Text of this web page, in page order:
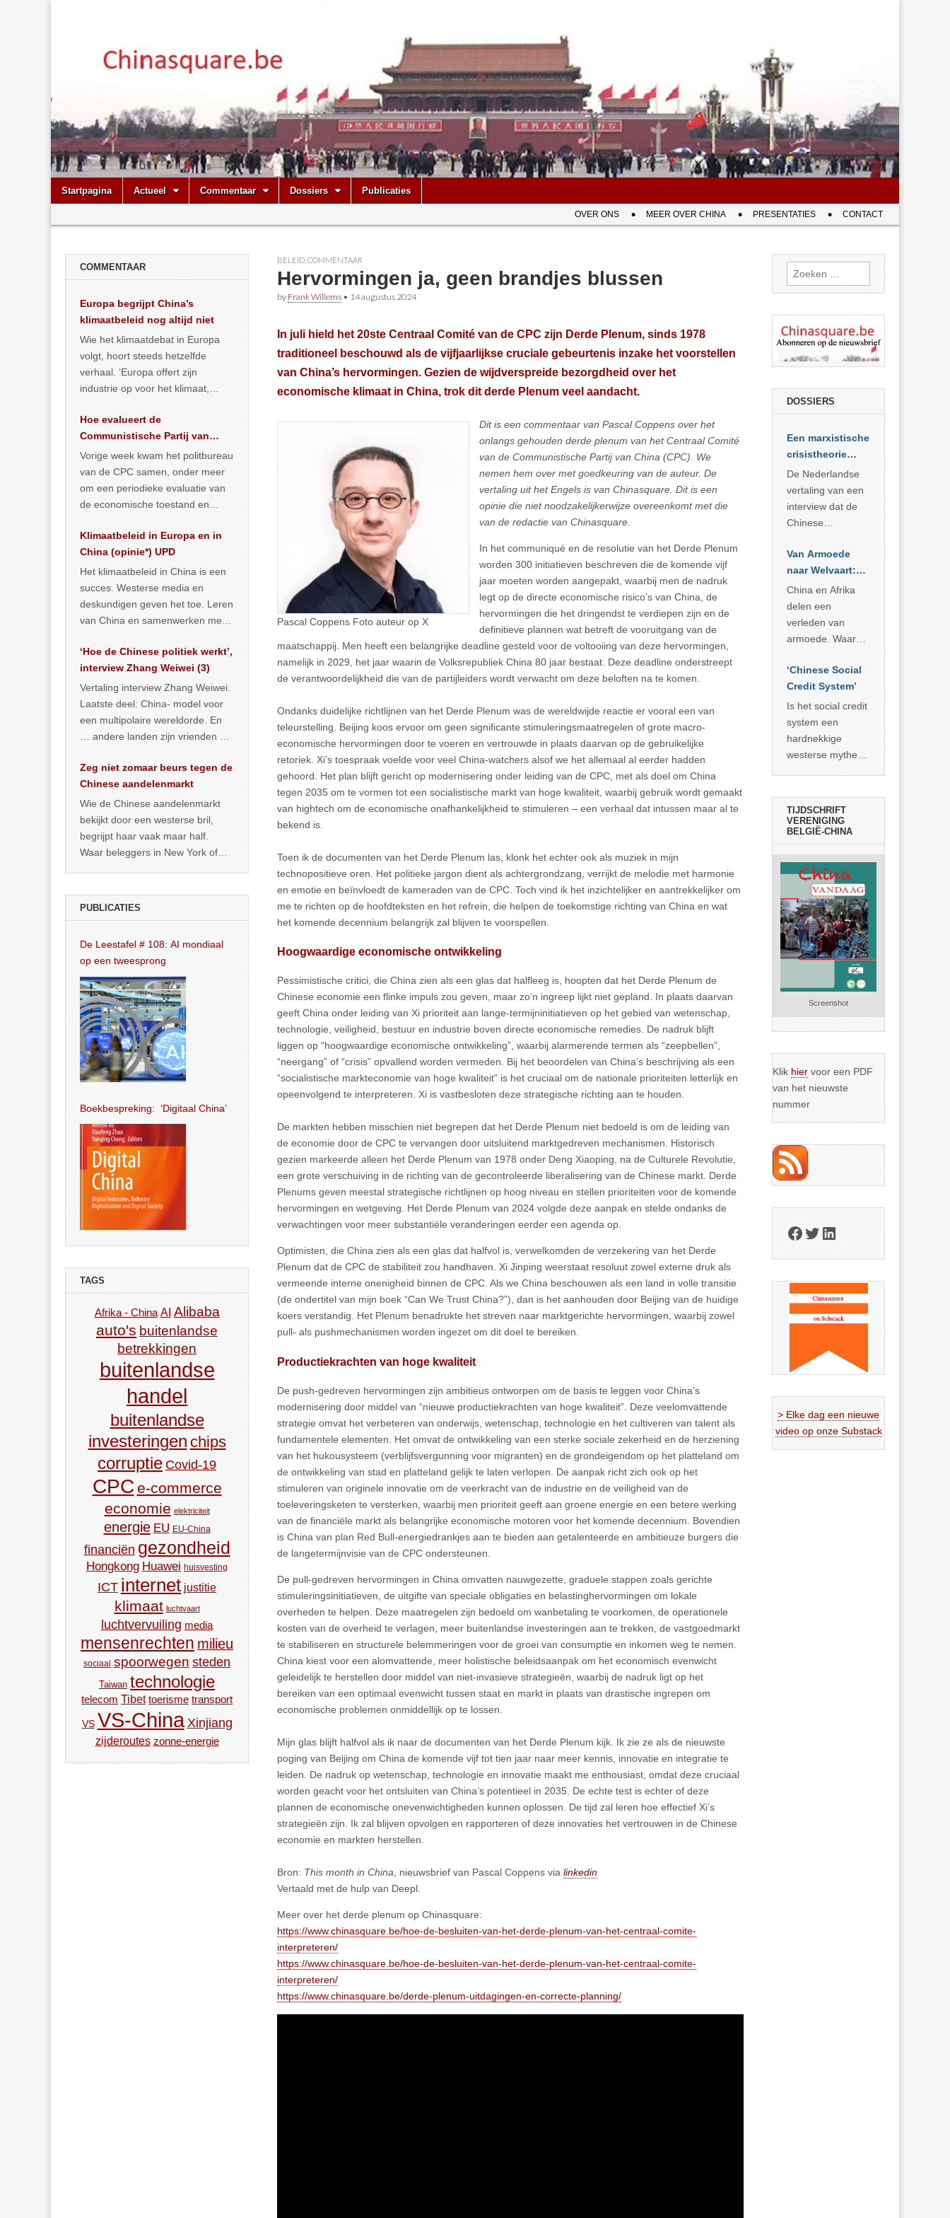
Chinasquare.be
Main
menu
Skip
Startpagina Actueel Commentaar Dossiers Publicaties
menu
OVER ONS MEER OVER CHINA PRESENTATIES CONTACT
BELEID COMMENTAAR
Hervormingen ja, geen brandjes blussen
by Frank Willems • 14 augustus 2024
In juli hield het 20ste Centraal Comité van de CPC zijn Derde Plenum, sinds 1978
traditioneel beschouwd als de vijfjaarlijkse cruciale gebeurtenis inzake het voorstellen
van China’s hervormingen. Gezien de wijdverspreide bezorgdheid over het
economische klimaat in China, trok dit derde Plenum veel aandacht.
Pascal Coppens Foto auteur op X
Dit is een commentaar van Pascal Coppens over het
onlangs gehouden derde plenum van het Centraal Comité
van de Communistische Partij van China (CPC). We
nemen hem over met goedkeuring van de auteur. De
vertaling uit het Engels is van Chinasquare. Dit is een
opinie die niet noodzakelijkerwijze overeenkomt met die
van de redactie van Chinasquare.
In het communiqué en de resolutie van het Derde Plenum
worden 300 initiatieven beschreven die de komende vijf
jaar moeten worden aangepakt, waarbij men de nadruk
legt op de directe economische risico’s van China, de
hervormingen die het dringendst te verdiepen zijn en de
definitieve plannen wat betreft de vooruitgang van de
maatschappij. Men heeft een belangrijke deadline gesteld voor de voltooiing van deze hervormingen,
namelijk in 2029, het jaar waarin de Volksrepubliek China 80 jaar bestaat. Deze deadline onderstreept
de verantwoordelijkheid die van de partijleiders wordt verwacht om deze beloften na te komen.
Ondanks duidelijke richtlijnen van het Derde Plenum was de wereldwijde reactie er vooral een van
teleurstelling. Beijing koos ervoor om geen significante stimuleringsmaatregelen of grote macro-
economische hervormingen door te voeren en vertrouwde in plaats daarvan op de gebruikelijke
retoriek. Xi’s toespraak voelde voor veel China-watchers alsof we het allemaal al eerder hadden
gehoord. Het plan blijft gericht op modernisering onder leiding van de CPC, met als doel om China
tegen 2035 om te vormen tot een socialistische markt van hoge kwaliteit, waarbij gebruik wordt gemaakt
van hightech om de economische onafhankelijkheid te stimuleren – een verhaal dat intussen maar al te
bekend is.
Toen ik de documenten van het Derde Plenum las, klonk het echter ook als muziek in mijn
technopositieve oren. Het politieke jargon dient als achtergrondzang, verrijkt de melodie met harmonie
en emotie en beïnvloedt de kameraden van de CPC. Toch vind ik het inzichtelijker en aantrekkelijker om
me te richten op de hoofdteksten en het refrein, die helpen de toekomstige richting van China en wat
het komende decennium belangrijk zal blijven te voorspellen.
Hoogwaardige economische ontwikkeling
Pessimistische critici, die China zien als een glas dat halfleeg is, hoopten dat het Derde Plenum de
Chinese economie een flinke impuls zou geven, maar zo’n ingreep lijkt niet gepland. In plaats daarvan
geeft China onder leiding van Xi prioriteit aan lange-termijninitiatieven op het gebied van wetenschap,
technologie, veiligheid, bestuur en industrie boven directe economische remedies. De nadruk blijft
liggen op “hoogwaardige economische ontwikkeling”, waarbij alarmerende termen als “zeepbellen”,
“neergang” of “crisis” opvallend worden vermeden. Bij het beoordelen van China’s beschrijving als een
“socialistische markteconomie van hoge kwaliteit” is het cruciaal om de nationale prioriteiten letterlijk en
opeenvolgend te interpreteren. Xi is vastbesloten deze strategische richting aan te houden.
De markten hebben misschien niet begrepen dat het Derde Plenum niet bedoeld is om de leiding van
de economie door de CPC te vervangen door uitsluitend marktgedreven mechanismen. Historisch
gezien markeerde alleen het Derde Plenum van 1978 onder Deng Xiaoping, na de Culturele Revolutie,
een grote verschuiving in de richting van de gecontroleerde liberalisering van de Chinese markt. Derde
Plenums geven meestal strategische richtlijnen op hoog niveau en stellen prioriteiten voor de komende
hervormingen en wetgeving. Het Derde Plenum van 2024 volgde deze aanpak en stelde ondanks de
verwachtingen voor meer substantiële veranderingen eerder een agenda op.
Optimisten, die China zien als een glas dat halfvol is, verwelkomden de verzekering van het Derde
Plenum dat de CPC de stabiliteit zou handhaven. Xi Jinping weerstaat resoluut zowel externe druk als
vermeende interne onenigheid binnen de CPC. Als we China beschouwen als een land in volle transitie
(de ondertitel van mijn boek “Can We Trust China?”), dan is het aanhouden door Beijing van de huidige
koers verstandig. Het Plenum benadrukte het streven naar marktgerichte hervormingen, waarbij zowel
pull- als pushmechanismen worden ingezet om dit doel te bereiken.
Productiekrachten van hoge kwaliteit
De push-gedreven hervormingen zijn ambitieus ontworpen om de basis te leggen voor China’s
modernisering door middel van “nieuwe productiekrachten van hoge kwaliteit”. Deze veelomvattende
strategie omvat het verbeteren van onderwijs, wetenschap, technologie en het cultiveren van talent als
fundamentele elementen. Het omvat de ontwikkeling van een sterke sociale zekerheid en de herziening
van het hukousysteem (verblijfsvergunning voor migranten) en de grondeigendom op het platteland om
de ontwikkeling van stad en platteland gelijk te laten verlopen. De aanpak richt zich ook op het
stimuleren van originele innovatie om de veerkracht van de industrie en de veiligheid van de
toeleveringsketen te versterken, waarbij men prioriteit geeft aan groene energie en een betere werking
van de financiële markt als belangrijke economische motoren voor het komende decennium. Bovendien
is China van plan Red Bull-energiedrankjes aan te bieden aan getalenteerde en ambitieuze burgers die
de langetermijnvisie van de CPC ondersteunen.
De pull-gedreven hervormingen in China omvatten nauwgezette, graduele stappen zoals gerichte
stimuleringsinitiatieven, de uitgifte van speciale obligaties en belastinghervormingen om lokale
overheden te helpen. Deze maatregelen zijn bedoeld om wanbetaling te voorkomen, de operationele
kosten van de overheid te verlagen, meer buitenlandse investeringen aan te trekken, de vastgoedmarkt
te stabiliseren en structurele belemmeringen voor de groei van consumptie en inkomen weg te nemen.
China kiest voor een alomvattende, meer holistische beleidsaanpak om het economisch evenwicht
geleidelijk te herstellen door middel van niet-invasieve strategieën, waarbij de nadruk ligt op het
bereiken van een optimaal evenwicht tussen staat en markt in plaats van drastische ingrepen om
economische problemen onmiddellijk op te lossen.
Mijn glas blijft halfvol als ik naar de documenten van het Derde Plenum kijk. Ik zie ze als de nieuwste
poging van Beijing om China de komende vijf tot tien jaar naar meer kennis, innovatie en integratie te
leiden. De nadruk op wetenschap, technologie en innovatie maakt me enthousiast, omdat deze cruciaal
worden geacht voor het ontsluiten van China’s potentieel in 2035. De echte test is echter of deze
plannen de economische onevenwichtigheden kunnen oplossen. De tijd zal leren hoe effectief Xi’s
strategieën zijn. Ik zal blijven opvolgen en rapporteren of deze innovaties het vertrouwen in de Chinese
economie en markten herstellen.
Bron: This month in China , nieuwsbrief van Pascal Coppens via linkedin
Vertaald met de hulp van Deepl.
Meer over het derde plenum op Chinasquare:
https://www.chinasquare.be/hoe-de-besluiten-van-het-derde-plenum-van-het-centraal-comite-
interpreteren/
https://www.chinasquare.be/hoe-de-besluiten-van-het-derde-plenum-van-het-centraal-comite-
interpreteren/
https://www.chinasquare.be/derde-plenum-uitdagingen-en-correcte-planning/
COMMENTAAR
Europa begrijpt China’s
klimaatbeleid nog altijd niet
Wie het klimaatdebat in Europa
volgt, hoort steeds hetzelfde
verhaal. ‘Europa offert zijn
industrie op voor het klimaat,
vergroening… >> lees meer
Hoe evalueert de
Communistische Partij van
China de economische
situatie?
Vorige week kwam het politbureau
van de CPC samen, onder meer
om een periodieke evaluatie van
de economische toestand en
publiceerden… >> lees meer
Klimaatbeleid in Europa en in
China (opinie*) UPD
Het klimaatbeleid in China is een
succes. Westerse media en
deskundigen geven het toe. Leren
van China en samenwerken met
… >> lees meer
‘Hoe de Chinese politiek werkt’,
interview Zhang Weiwei (3)
Vertaling interview Zhang Weiwei.
Laatste deel: China- model voor
een multipolaire wereldorde. En
… andere landen zijn vrienden of
Zeg niet zomaar beurs tegen de
Chinese aandelenmarkt
Wie de Chinese aandelenmarkt
bekijkt door een westerse bril,
begrijpt haar vaak maar half.
Waar beleggers in New York of
PUBLICATIES
De Leestafel # 108: AI mondiaal
op een tweesprong
Boekbespreking: ‘Digitaal China’
TAGS
Afrika - China AI Alibaba
auto's buitenlandse
betrekkingen
buitenlandse
handel
buitenlandse
investeringen chips
corruptie Covid-19
CPC e-commerce
economie elektriciteit
energie EU EU-China
financiën gezondheid
Hongkong Huawei huisvesting
ICT internet justitie
klimaat luchtvaart
luchtvervuiling media
mensenrechten milieu
sociaal spoorwegen steden
Taiwan technologie
telecom Tibet toerisme transport
VS VS-China Xinjiang
zijderoutes zonne-energie
Zoeken
naar:
DOSSIERS
Een marxistische
crisistheorie
voor vandaag
De Nederlandse
vertaling van een
interview dat de
Chinese
Sociale
Wetenschappen
afnam van de
Britse
marxistische
econoom Michael
zien dat
… >> lees meer
Van Armoede
naar Welvaart:
Wat Afrika kan
leren van
China’s
economisch
China en Afrika
delen een
verleden van
armoede. Waar
voorbije veertig
jaar in slaagde
meer dan 800
miljoen mensen
uit de armoede
… >> lees meer
‘Chinese Social
Credit System’
Is het social credit
system een
hardnekkige
westerse mythe of
TIJDSCHRIFT
VERENIGING
BELGIË-CHINA
Screenshot
Klik hier voor een PDF
van het nieuwste
nummer
Facebook
Twitter
LinkedIn
> Elke dag een nieuwe
video op onze Substack